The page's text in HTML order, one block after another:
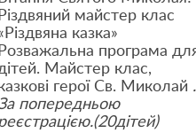
Різдвяний майстер клас
казка»
Розважальна програма
Майстер клас,
герої Св. Миколай .
попередньою